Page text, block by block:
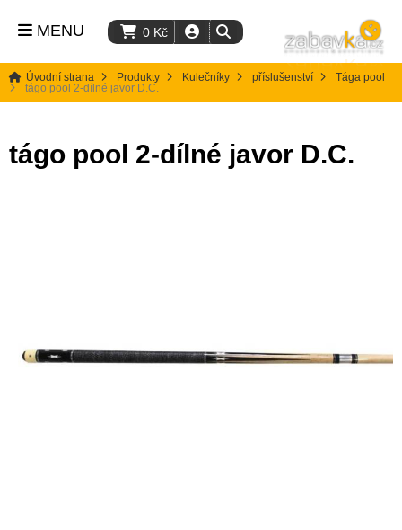
0 Kč
MENU
Úvodní strana Produkty Kulečníky příslušenství
Tága pool
tágo pool 2-dílné javor D.C.
tágo pool 2-dílné javor D.C.